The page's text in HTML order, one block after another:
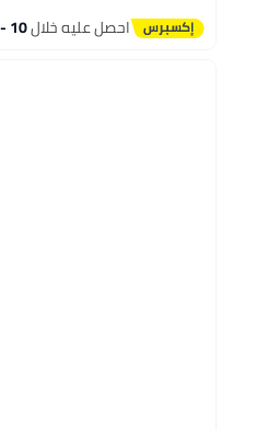
احصل عليه خلال10 - 11 اغسطس